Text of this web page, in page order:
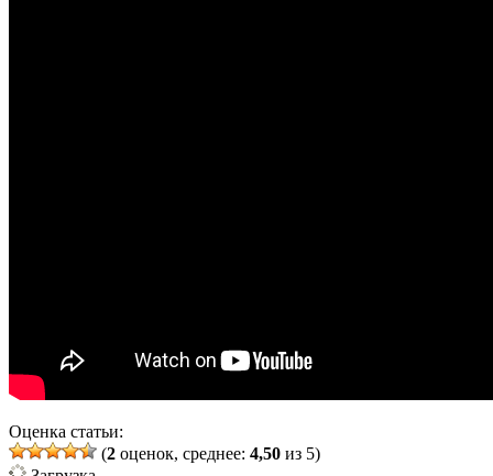
Оценка статьи:
(2 оценок, среднее: 4,50 из 5)